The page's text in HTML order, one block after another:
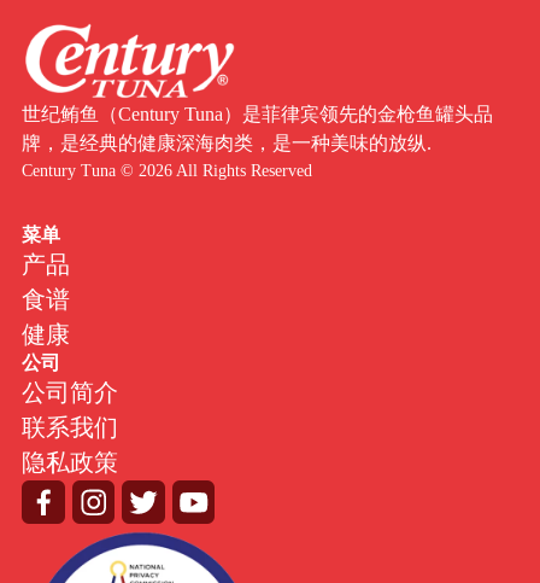
世纪鲔鱼（Century Tuna）是菲律宾领先的金枪鱼罐头品
牌，是经典的健康深海肉类，是一种美味的放纵.
Century Tuna © 2026 All Rights Reserved
菜单
产品
食谱
健康
公司
公司简介
联系我们
隐私政策